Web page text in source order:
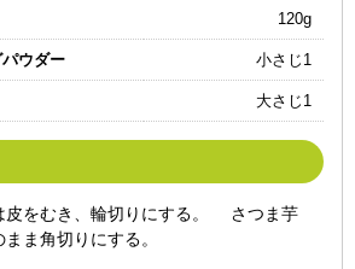
120g
パウダー 小さじ1
大さじ1
皮をむき、輪切りにする。 さつま芋
ま角切りにする。